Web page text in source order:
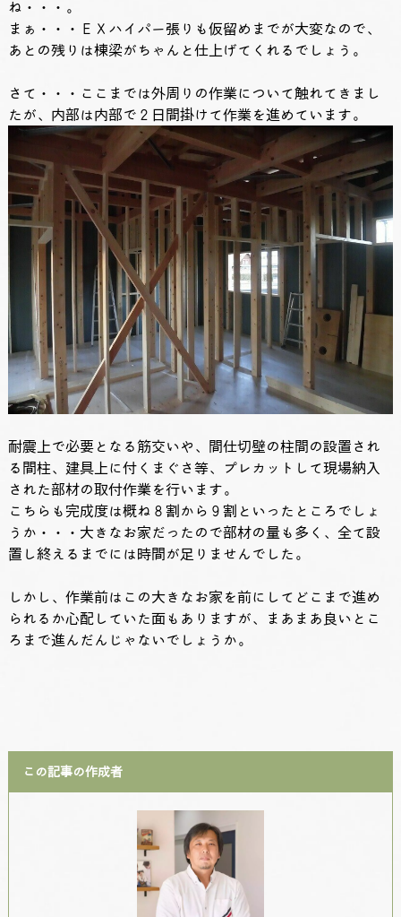
ね・・・。
まぁ・・・ＥＸハイパー張りも仮留めまでが大変なので、
あとの残りは棟梁がちゃんと仕上げてくれるでしょう。
さて・・・ここまでは外周りの作業について触れてきまし
たが、内部は内部で２日間掛けて作業を進めています。
耐震上で必要となる筋交いや、間仕切壁の柱間の設置され
る間柱、建具上に付くまぐさ等、プレカットして現場納入
された部材の取付作業を行います。
こちらも完成度は概ね８割から９割といったところでしょ
うか・・・大きなお家だったので部材の量も多く、全て設
置し終えるまでには時間が足りませんでした。
しかし、作業前はこの大きなお家を前にしてどこまで進め
られるか心配していた面もありますが、まあまあ良いとこ
ろまで進んだんじゃないでしょうか。
この記事の作成者